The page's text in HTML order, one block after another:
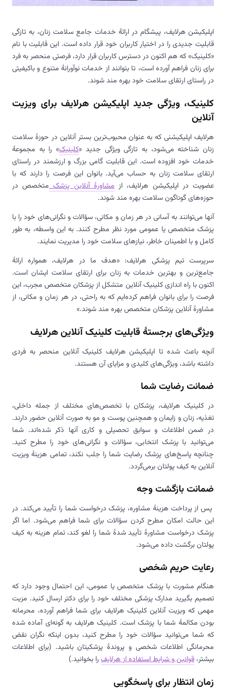
اپلیکیشن هرلایف، پیشگام در ارائۀ خدمات جامع سلامت زنان، به تازگی
قابلیت جدیدی را در اختیار کاربران خود قرار داده است. این قابلیت با نام
«کلینیک» که هم اکنون در دسترس کاربران قرار دارد، فرصتی منحصر به فرد
برای زنان فراهم آورده است، تا بتوانند از خدمات نوآورانۀ متنوع و باکیفیتی
در راستای ارتقای سلامت خود بهره مند شوند.
کلینیک، ویژگی جدید اپلیکیشن هرلایف برای ویزیت
آنلاین
هرلایف اپلیکیشنی که به عنوان محبوب‌ترین بستر آنلاین در حوزۀ سلامت
زنان شناخته می‌شود، به تازگی ویژگی جدید «کلینیک» را به مجموعۀ
خدمات خود افزوده است. این قابلیت گامی بزرگ و ارزشمند در راستای
ارتقای سلامت زنان به حساب می‌آید. بانوان این فرصت را دارند که با
عضویت در اپلیکیشن هرلایف، ازمشاورۀ آنلاین پزشکمتخصص در
حوزه‌های گوناگون سلامت بهره مند شوند.
آنها می‌توانند به آسانی در هر زمان و مکانی، سؤالات و نگرانی‌های خود را با
پزشک متخصص یا عمومی مورد نظر مطرح کنند. به این واسطه، به طور
کامل و با اطمینان خاطر، نیازهای سلامت خود را مدیریت نمایند.
سرپرست تیم پزشکی هرلایف: «هدف ما در هرلایف، همواره ارائۀ
جامع‌ترین و بهترین خدمات به زنان برای ارتقای سلامت ایشان است.
اکنون با راه اندازی کلینیک آنلاین متشکل از پزشکان متخصص مجرب، این
فرصت را برای بانوان فراهم کرده‌ایم که به راحتی، در هر زمان و مکانی، از
مشاورۀ آنلاین پزشکان متخصص بهره مند شوند.»
ویژگی‌های برجستۀ قابلیت کلینیک آنلاین هرلایف
آنچه باعث شده تا اپلیکیشن هرلایف کلینیک آنلاین منحصر به فردی
داشته باشد، ویژگی‌های کلیدی و مزایای آن هستند.
ضمانت رضایت شما
در کلینیک هرلایف، پزشکان با تخصص‌های مختلف از جمله داخلی،
تغذیه، زنان و زایمان و همچنین پوست و مو به صورت آنلاین حضور دارند.
در ضمن اطلاعات و سوابق تحصیلی و کاری آنها ذکر شده‌اند. شما
می‌توانید با پزشک انتخابی، سؤالات و نگرانی‌های خود را مطرح کنید.
چنانچه پاسخ‌های پزشک رضایت شما را جلب نکند، تمامی هزینۀ ویزیت
آنلاین به کیف پولتان برمی‌گردد.
ضمانت بازگشت وجه
پس از پرداخت هزینۀ مشاوره، پزشک درخواست شما را تأیید می‌کند. در
این حالت امکان مطرح کردن سؤالات برای شما فراهم می‌شود. اما اگر
پزشک درخواست مشاورۀ تأیید شدۀ شما را لغو کند، تمام هزینه‌ به کیف
پولتان برگشت داده می‌شود.
رعایت حریم شخصی
هنگام مشورت با پزشک متخصص یا عمومی، این احتمال وجود دارد که
تصمیم بگیرید مدارک پزشکی مختلف خود را برای دکتر ارسال کنید. مزیت
مهمی که ویزیت آنلاین کلینیک هرلایف برای شما فراهم آورده، محرمانه
بودن مکالمۀ شما با پزشک است. کلینیک هرلایف به گونه‌ای آماده شده
که شما می‌توانید سؤالات خود را مطرح کنید، بدون اینکه نگران نقض
محرمانگی اطلاعات شخصی و پروندۀ پزشکیتان باشید. (برای اطلاعات
بیشتر، قوانین و شرایط استفاده از هرلایف را بخوانید.)
زمان انتظار برای پاسخگویی